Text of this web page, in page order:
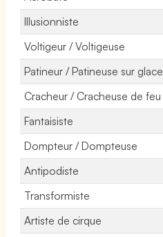
Illusionniste
Voltigeur / Voltigeuse
Patineur / Patineuse sur glace
Cracheur / Cracheuse de feu
Fantaisiste
Dompteur / Dompteuse
Antipodiste
Transformiste
Artiste de cirque